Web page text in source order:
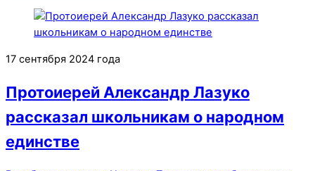
17 сентября 2024 года
Протоиерей Александр Лазуко
рассказал школьникам о народном
единстве